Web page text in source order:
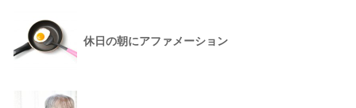
休日の朝にアファメーション